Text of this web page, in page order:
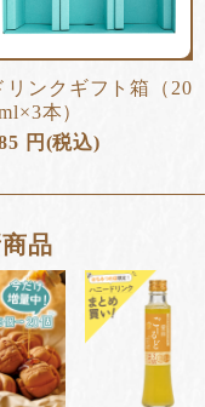
リンクギフト箱（20
本）
円 (税込)
品